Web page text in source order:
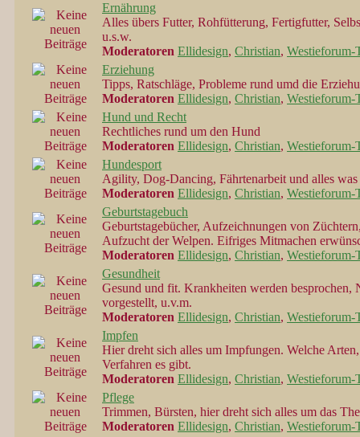
Ernährung
Alles übers Futter, Rohfütterung, Fertigfutter,
u.s.w.
Moderatoren Ellidesign, Christian, Westieforum-
Erziehung
Tipps, Ratschläge, Probleme rund umd die
Moderatoren Ellidesign, Christian, Westieforum-
Hund und Recht
Rechtliches rund um den Hund
Moderatoren Ellidesign, Christian, Westieforum-
Hundesport
Agility, Dog-Dancing, Fährtenarbeit und alles was
Moderatoren Ellidesign, Christian, Westieforum-
Geburtstagebuch
Geburtstagebücher, Aufzeichnungen von
Aufzucht der Welpen. Eifriges Mitmachen
Moderatoren Ellidesign, Christian, Westieforum-
Gesundheit
Gesund und fit. Krankheiten werden besprochen,
vorgestellt, u.v.m.
Moderatoren Ellidesign, Christian, Westieforum-
Impfen
Hier dreht sich alles um Impfungen. Welche
Verfahren es gibt.
Moderatoren Ellidesign, Christian, Westieforum-
Pflege
Trimmen, Bürsten, hier dreht sich alles um das
Moderatoren Ellidesign, Christian, Westieforum-